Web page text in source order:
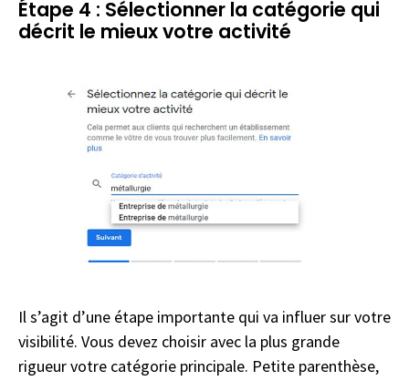
Étape 4 : Sélectionner la catégorie qui
décrit le mieux votre activité
Il s’agit d’une étape importante qui va influer sur votre
visibilité. Vous devez choisir avec la plus grande
rigueur votre catégorie principale. Petite parenthèse,